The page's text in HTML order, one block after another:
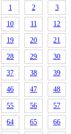
1
2 3
10 11 12
19 20 21
28 29 30
37 38 39
46 47 48
55 56 57
64 65 66